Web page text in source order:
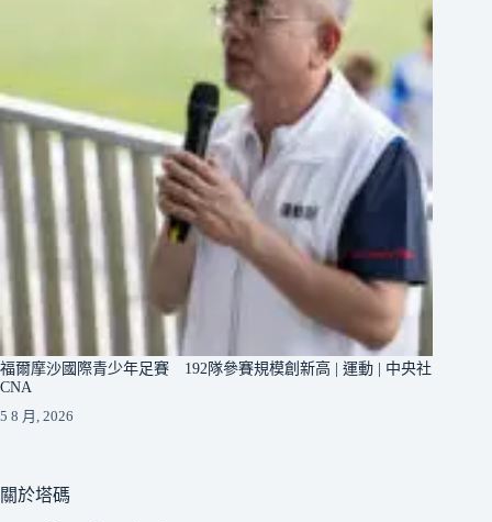
福爾摩沙國際青少年足賽 192隊參賽規模創新高 | 運動 | 中央社
CNA
5 8 月, 2026
關於塔碼